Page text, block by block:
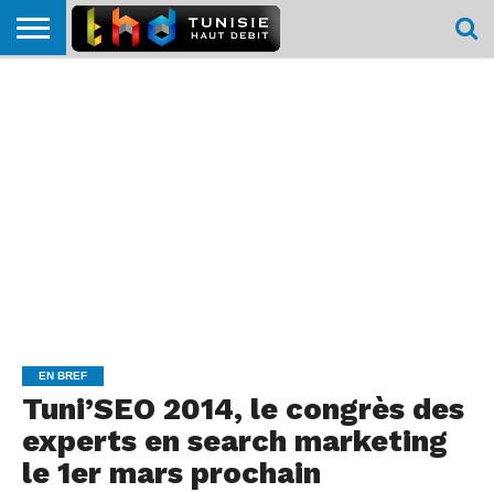
EN BREF
Tuni’SEO 2014, le congrès des
experts en search marketing
le 1er mars prochain